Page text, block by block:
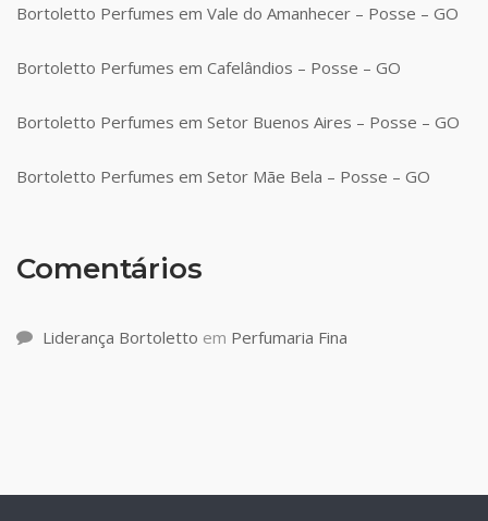
Bortoletto Perfumes em Vale do Amanhecer – Posse – GO
Bortoletto Perfumes em Cafelândios – Posse – GO
Bortoletto Perfumes em Setor Buenos Aires – Posse – GO
Bortoletto Perfumes em Setor Mãe Bela – Posse – GO
Comentários
Liderança Bortoletto em Perfumaria Fina